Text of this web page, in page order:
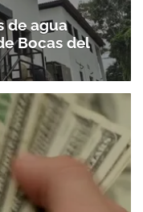
de agua
Bocas del